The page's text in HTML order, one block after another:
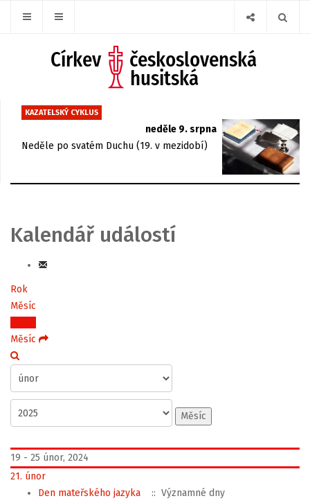
KAZATELSKÝ CYKLUS
neděle 9. srpna
Neděle po svatém Duchu (19. v mezidobí)
Kalendář událostí
Rok
Měsíc
Týden
Měsíc
Měsíc
19 - 25 únor, 2024
21. únor
Den mateřského jazyka
:: Významné dny